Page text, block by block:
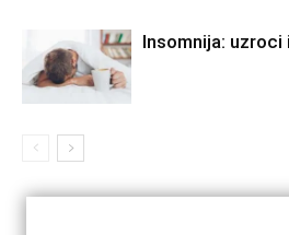
Insomnija: uzroci